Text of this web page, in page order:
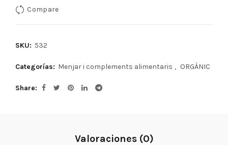
Compare
SKU: 532
Categorías: Menjar i complements alimentaris , ORGÀNIC
Share
Valoraciones (0)